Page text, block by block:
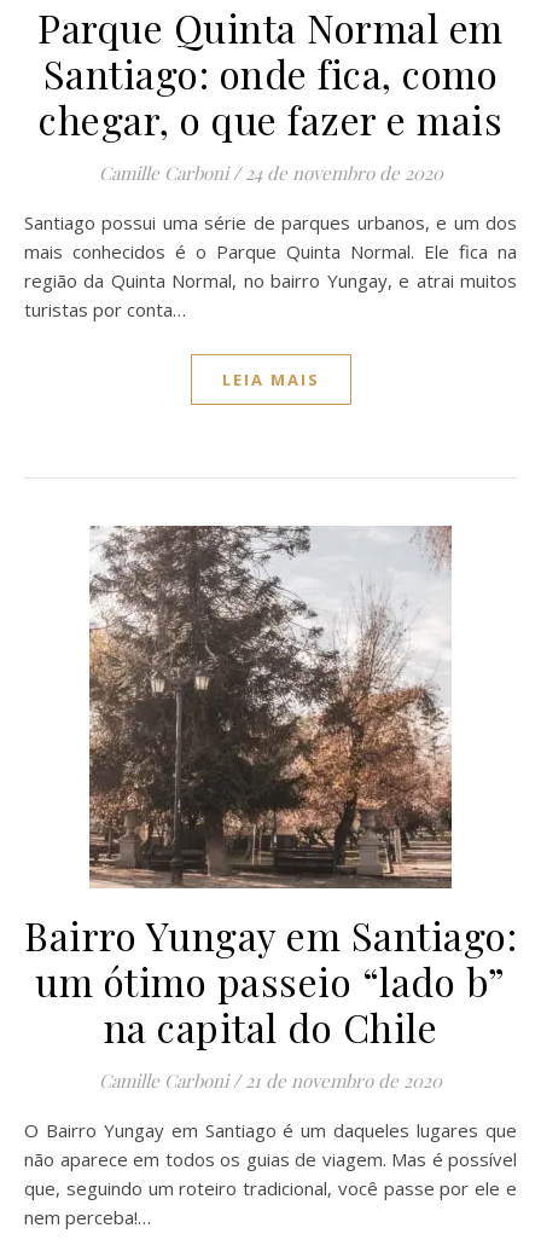
Parque Quinta Normal em
Santiago: onde fica, como
chegar, o que fazer e mais
Camille Carboni / 24 de novembro de 2020
Santiago possui uma série de parques urbanos, e um dos
mais conhecidos é o Parque Quinta Normal. Ele fica na
região da Quinta Normal, no bairro Yungay, e atrai muitos
turistas por conta…
LEIA MAIS
Bairro Yungay em Santiago:
um ótimo passeio “lado b”
na capital do Chile
Camille Carboni / 21 de novembro de 2020
O Bairro Yungay em Santiago é um daqueles lugares que
não aparece em todos os guias de viagem. Mas é possível
que, seguindo um roteiro tradicional, você passe por ele e
nem perceba!…